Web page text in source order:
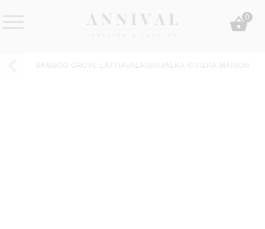
&
0
BAMBOO GROVE LATTIAVALAISINJALKA RIVIERA MAISON